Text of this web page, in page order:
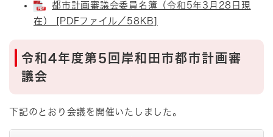
都市計画審議会委員名簿（令和5年3月28日現
在） [PDFファイル／58KB]
令和4年度第5回岸和田市都市計画審
議会
下記のとおり会議を開催いたしました。